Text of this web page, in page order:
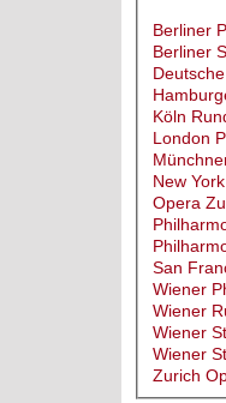
Berliner
Berliner
Köln
London
New
Opera
San
Wiener
Wiener
Wiener
Wiener
Zurich